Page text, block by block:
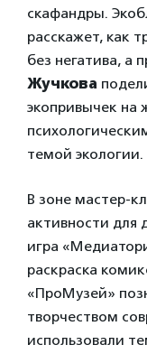
скафандры.
расскажет, как
без негатива, а
Жучкова
экопривычек на
темой экологии.
В зоне мастер-
активности для
игра
раскраска
«ПроМузей»
творчеством
использовали